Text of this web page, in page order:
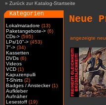
» Zurück zur Katalog-Startseite
Kategorien
Lokalmatadore (13)
Paketangebote-> (6)
CDs-> (595)
LPs/10"-> (453)
7"-> (34)
Kassetten
DVDs (6)
Videos
VCD (1)
Kapuzenpulli
T-Shirts (2)
Badges / Anstecker(1)
Aufkleber
Aufnäher
Lesestoff (19)
Neue
angezeigte